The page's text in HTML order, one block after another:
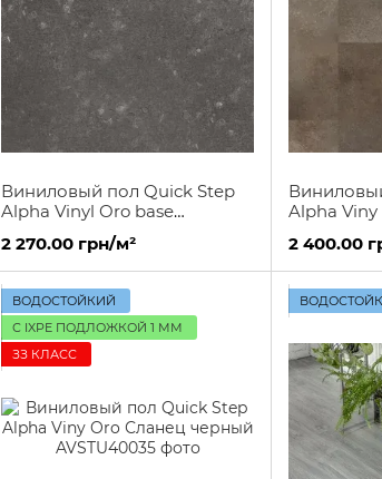
Виниловый пол Quick Step
Alpha Vinyl Oro base
Вулканическая порода
2 270.00 грн/м²
Alpha
2 400.00
ВОДОСТОЙКИЙ
С IXPE ПОДЛОЖКОЙ 1 ММ
ЗЗ КЛАСС